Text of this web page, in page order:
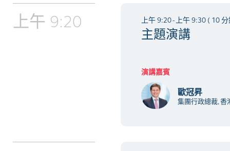
上午 9:20 上午 9:20 - 上午 9:30 ( 10
主題演講
演講嘉賓
歐冠昇
集團行政總裁, 香